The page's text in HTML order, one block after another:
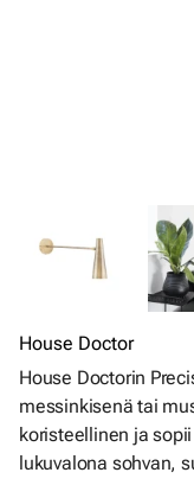
House Doctor
House Doctorin
messinkisenä tai
koristeellinen ja
lukuvalona sohvan,